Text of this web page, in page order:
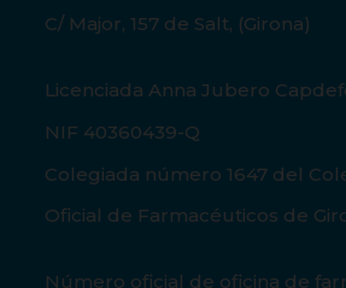
C/ Major, 157 de Salt, (Girona)
Licenciada Anna Jubero
NIF 40360439-Q
Colegiada número 1647 del
Oficial de Farmacéuticos de
Número oficial de oficina de